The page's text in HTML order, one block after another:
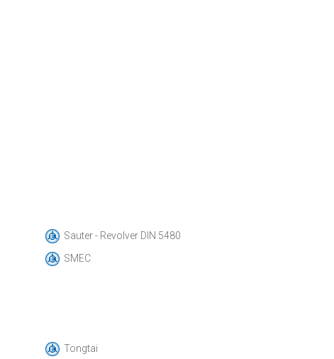
Sauter - Revolver DIN 5480
SMEC
Tongtai